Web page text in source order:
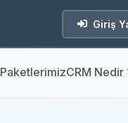
Giriş
PaketlerimizCRM Nedir